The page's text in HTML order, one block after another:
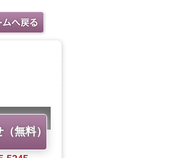
無料）